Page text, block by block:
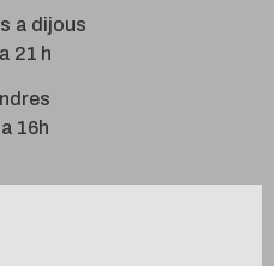
a dijous
21 h
16h